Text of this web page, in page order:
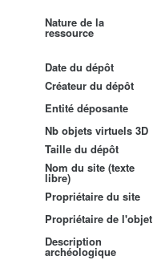
Nature de la
ressource
Date du dépôt
Créateur du dépôt
Entité déposante
Nb objets virtuels 3D
Taille du dépôt
Nom du site (texte
libre)
Propriétaire du site
Propriétaire de l'objet
Description
archéologique